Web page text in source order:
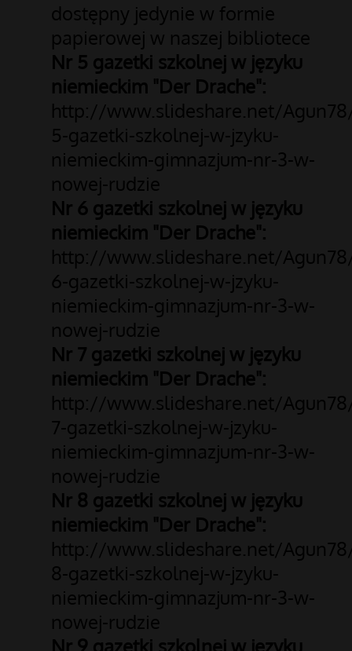
dostępny jedynie w formie
papierowej w naszej bibliotece
Nr 5 gazetki szkolnej w języku
niemieckim "Der Drache":
http://www.slideshare.net/
5-gazetki-szkolnej-w-jzyku-
niemieckim-gimnazjum-nr-3-w-
nowej-rudzie
Nr 6 gazetki szkolnej w języku
niemieckim "Der Drache":
http://www.slideshare.net/
6-gazetki-szkolnej-w-jzyku-
niemieckim-gimnazjum-nr-3-w-
nowej-rudzie
Nr 7 gazetki szkolnej w języku
niemieckim "Der Drache":
http://www.slideshare.net/
7-gazetki-szkolnej-w-jzyku-
niemieckim-gimnazjum-nr-3-w-
nowej-rudzie
Nr 8 gazetki szkolnej w języku
niemieckim "Der Drache":
http://www.slideshare.net/
8-gazetki-szkolnej-w-jzyku-
niemieckim-gimnazjum-nr-3-w-
nowej-rudzie
Nr 9 gazetki szkolnej w języku